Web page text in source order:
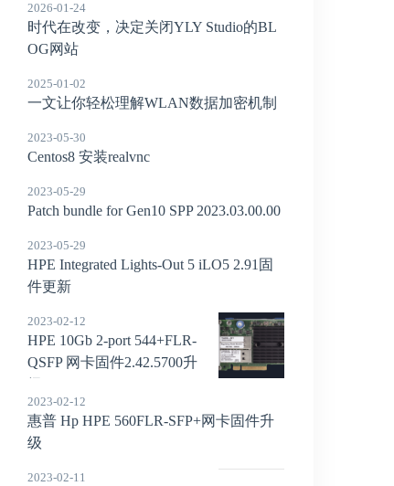
2026-01-24
时代在改变，决定关闭YLY Studio的BL
OG网站
2025-01-02
一文让你轻松理解WLAN数据加密机制
2023-05-30
Centos8 安装realvnc
2023-05-29
Patch bundle for Gen10 SPP 2023.03.00.00
2023-05-29
HPE Integrated Lights-Out 5 iLO5 2.91固
件更新
2023-02-12
HPE 10Gb 2-port 544+FLR-
QSFP 网卡固件2.42.5700升
2023-02-12
惠普 Hp HPE 560FLR-SFP+网卡固件升
级
2023-02-11